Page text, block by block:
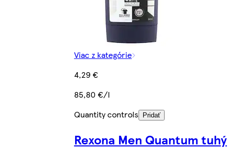
Viac z kategórie
4,29 €
85,80 €/l
Quantity controls
Pridať
Rexona Men Quantum tuhý